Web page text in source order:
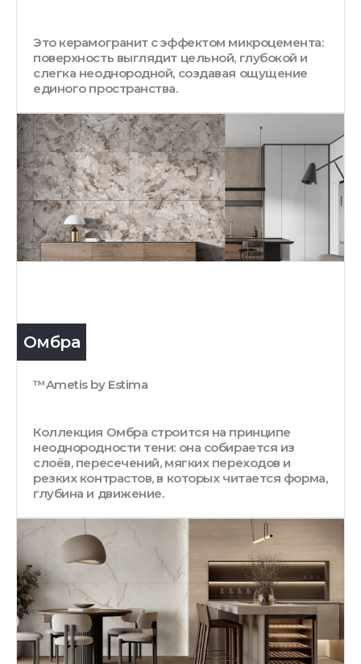
Это керамогранит с эффектом микроцемента:
поверхность выглядит цельной, глубокой и
слегка неоднородной, создавая ощущение
единого пространства.
Омбра
™Ametis by Estima
Коллекция Омбра строится на принципе
неоднородности тени: она собирается из
слоёв, пересечений, мягких переходов и
резких контрастов, в которых читается форма,
глубина и движение.